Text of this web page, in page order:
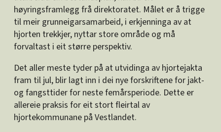
høyringsframlegg frå direktoratet. Målet er å trigge
til meir grunneigarsamarbeid, i erkjenninga av at
hjorten trekkjer, nyttar store område og må
forvaltast i eit større perspektiv.
Det aller meste tyder på at utvidinga av hjortejakta
fram til jul, blir lagt inn i dei nye forskriftene for jakt-
og fangsttider for neste femårsperiode. Dette er
allereie praksis for eit stort fleirtal av
hjortekommunane på Vestlandet.